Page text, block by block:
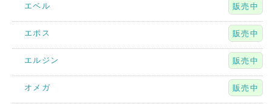
エベル 販売中
エポス 販売中
エルジン 販売中
オメガ 販売中